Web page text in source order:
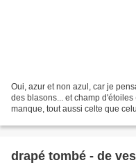
Oui, azur et non azul, car je
des blasons... et champ
manque, tout aussi celte que
drapé tombé - de